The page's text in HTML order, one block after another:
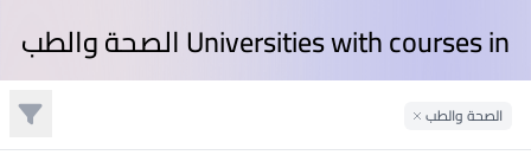
Universities with courses in الصحة والطب
الصحة والطبRemove Filter